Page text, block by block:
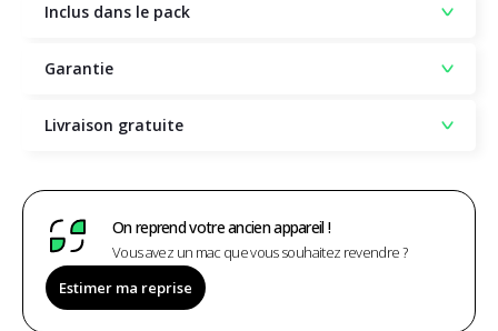
Inclus dans le pack
Garantie
Livraison gratuite
On reprend votre ancien appareil !
Vous avez un mac que vous souhaitez revendre ?
Estimer ma reprise